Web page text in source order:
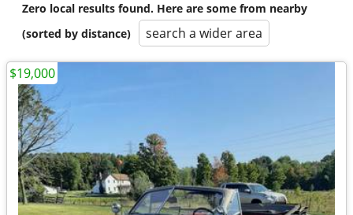
Zero local results found. Here are some from nearby
(sorted by distance)
search a wider area
$19,000